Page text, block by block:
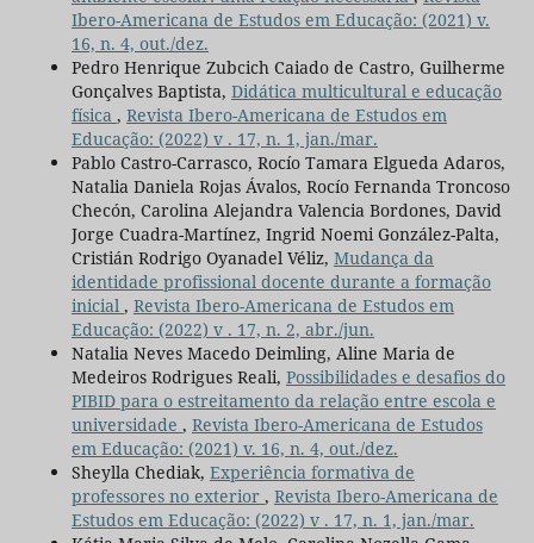
Ibero-Americana de Estudos em Educação: (2021) v.
16, n. 4, out./dez.
Pedro Henrique Zubcich Caiado de Castro, Guilherme
Gonçalves Baptista, Didática multicultural e educação
física , Revista Ibero-Americana de Estudos em
Educação: (2022) v . 17, n. 1, jan./mar.
Pablo Castro-Carrasco, Rocío Tamara Elgueda Adaros,
Natalia Daniela Rojas Ávalos, Rocío Fernanda Troncoso
Checón, Carolina Alejandra Valencia Bordones, David
Jorge Cuadra-Martínez, Ingrid Noemi González-Palta,
Cristián Rodrigo Oyanadel Véliz, Mudança da
identidade profissional docente durante a formação
inicial , Revista Ibero-Americana de Estudos em
Educação: (2022) v . 17, n. 2, abr./jun.
Natalia Neves Macedo Deimling, Aline Maria de
Medeiros Rodrigues Reali, Possibilidades e desafios do
PIBID para o estreitamento da relação entre escola e
universidade , Revista Ibero-Americana de Estudos
em Educação: (2021) v. 16, n. 4, out./dez.
Sheylla Chediak, Experiência formativa de
professores no exterior , Revista Ibero-Americana de
Estudos em Educação: (2022) v . 17, n. 1, jan./mar.